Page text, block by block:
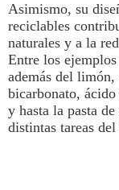
Asimismo, su
reciclables
naturales y a la
Entre los
además del limón,
bicarbonato,
y hasta la pasta
distintas tareas del